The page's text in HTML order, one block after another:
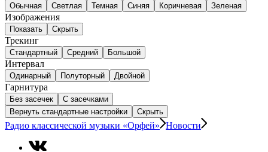
Обычная Светлая Темная Синяя Коричневая Зеленая
Изображения
Показать Скрыть
Трекинг
Стандартный Средний Большой
Интервал
Одинарный Полуторный Двойной
Гарнитура
Без засечек
С засечками
Вернуть стандартные настройки
Скрыть
Радио классической музыки «Орфей» Новости